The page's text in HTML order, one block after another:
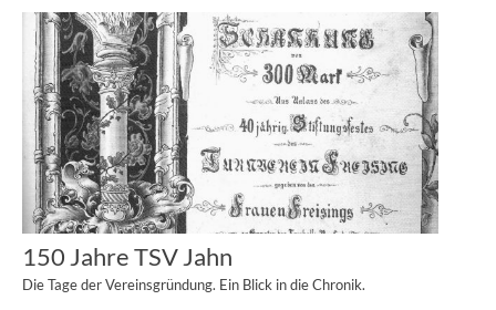
150 Jahre TSV Jahn
Die Tage der Vereinsgründung. Ein Blick in die Chronik.